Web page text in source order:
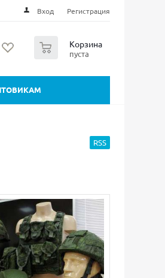
Вход Регистрация
Корзина
пуста
RSS